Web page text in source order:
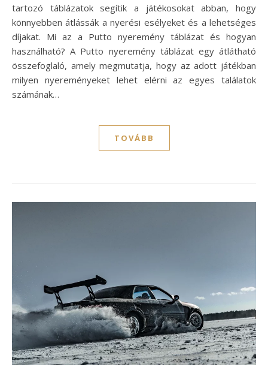
tartozó táblázatok segítik a játékosokat abban, hogy
könnyebben átlássák a nyerési esélyeket és a lehetséges
díjakat. Mi az a Putto nyeremény táblázat és hogyan
használható? A Putto nyeremény táblázat egy átlátható
összefoglaló, amely megmutatja, hogy az adott játékban
milyen nyereményeket lehet elérni az egyes találatok
számának…
TOVÁBB